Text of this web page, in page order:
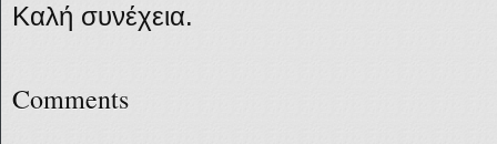
Καλή συνέχεια.
Comments